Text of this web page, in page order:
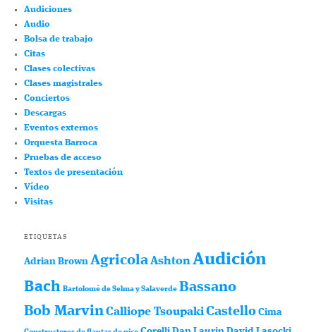
Audiciones
Audio
Bolsa de trabajo
Citas
Clases colectivas
Clases magistrales
Conciertos
Descargas
Eventos externos
Orquesta Barroca
Pruebas de acceso
Textos de presentación
Vídeo
Visitas
ETIQUETAS
Adrian Brown AgricolaAshtonAudición
Bach Bartolomé de Selma y Salaverde Bassano
Bob MarvinCalliope TsoupakiCastello Cima